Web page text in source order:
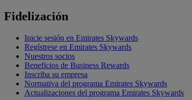
Fidelización
Inicie sesión en Emirates Skywards
Regístrese en Emirates Skywards
Nuestros socios
Beneficios de Business Rewards
Inscriba su empresa
Normativa del programa Emirates Skywards
Actualizaciones del programa Emirates Skywards